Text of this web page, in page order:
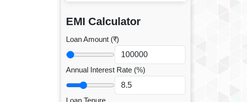
EMI Calculator
Loan Amount (₹)
Annual Interest Rate (%)
Loan Tenure